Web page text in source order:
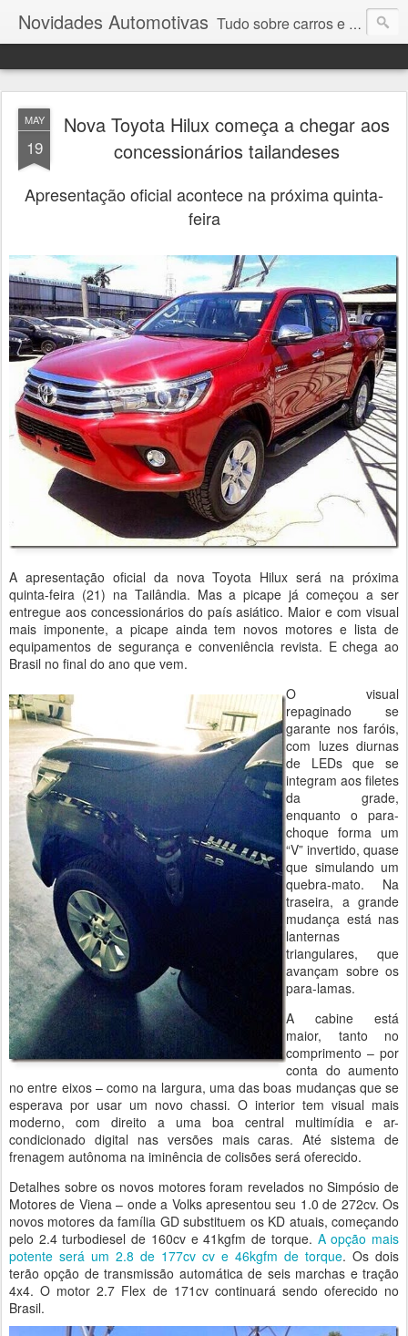
Novidades Automotivas Tudo sobre carros e motores
MAY
19
Nova Toyota Hilux começa a chegar aos
concessionários tailandeses
Apresentação oficial acontece na próxima quinta-
feira
A apresentação oficial da nova Toyota Hilux será na próxima
quinta-feira (21) na Tailândia. Mas a picape já começou a ser
entregue aos concessionários do país asiático. Maior e com visual
mais imponente, a picape ainda tem novos motores e lista de
equipamentos de segurança e conveniência revista. E chega ao
Brasil no final do ano que vem.
O visual
repaginado se
garante nos faróis,
com luzes diurnas
de LEDs que se
integram aos filetes
da grade,
enquanto o para-
choque forma um
“V” invertido, quase
que simulando um
quebra-mato. Na
traseira, a grande
mudança está nas
lanternas
triangulares, que
avançam sobre os
para-lamas.
A cabine está
maior, tanto no
comprimento – por
conta do aumento
no entre eixos – como na largura, uma das boas mudanças que se
esperava por usar um novo chassi. O interior tem visual mais
moderno, com direito a uma boa central multimídia e ar-
condicionado digital nas versões mais caras. Até sistema de
frenagem autônoma na iminência de colisões será oferecido.
Detalhes sobre os novos motores foram revelados no Simpósio de
Motores de Viena – onde a Volks apresentou seu 1.0 de 272cv. Os
novos motores da família GD substituem os KD atuais, começando
pelo 2.4 turbodiesel de 160cv e 41kgfm de torque. A opção mais
potente será um 2.8 de 177cv cv e 46kgfm de torque. Os dois
terão opção de transmissão automática de seis marchas e tração
4x4. O motor 2.7 Flex de 171cv continuará sendo oferecido no
Brasil.